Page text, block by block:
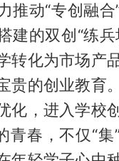
推动“专创融合
建的双创“练
转化为市场产
贵的创业教育
化，进入学校
青春，不仅“